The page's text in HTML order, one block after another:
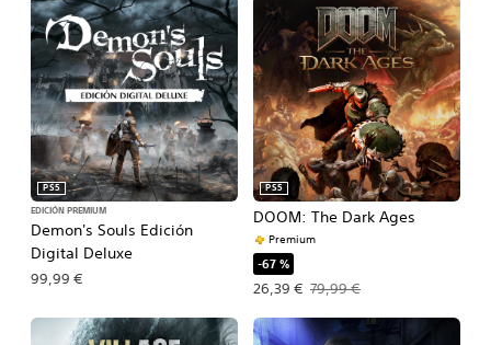
Demon's Souls Edición
Digital Deluxe
PS5
EDICIÓN PREMIUM
99,99 €
DOOM: The Dark Ages
PS5
Premium
-67 %
26,39 €
Precio de la oferta: 26,39 €. Precio
79,99 €